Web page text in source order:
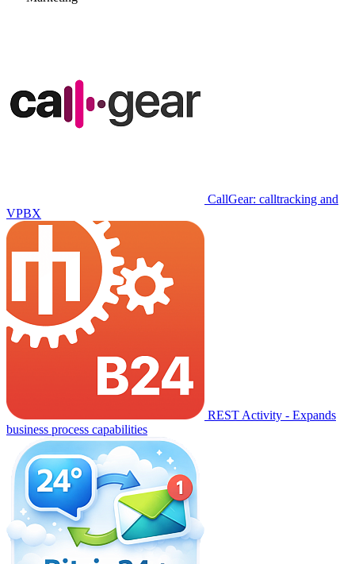
CallGear: calltracking and
VPBX
REST Activity - Expands
business process capabilities